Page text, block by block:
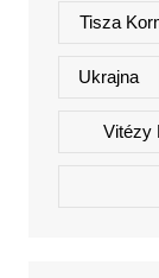
Tisza
Ukrajna
Vitézy